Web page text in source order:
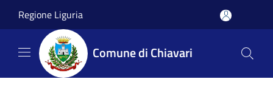
Regione Liguria
Comune di Chiavari